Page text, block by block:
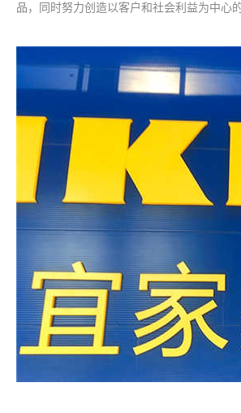
品，同时努力创造以客户和社会利益为中心